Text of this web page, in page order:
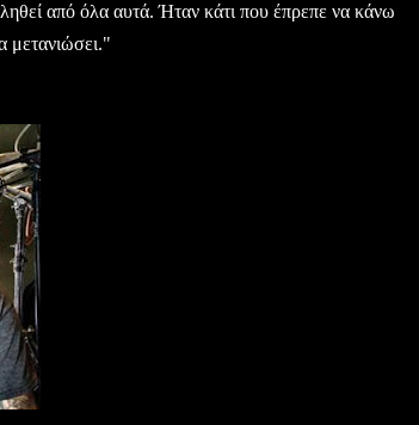
από όλα αυτά. Ήταν κάτι που έπρεπε να κάνω
μετανιώσει."